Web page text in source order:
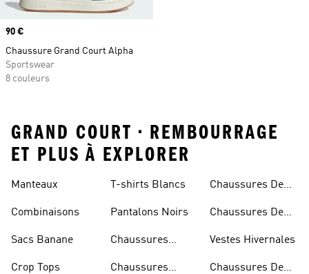
Prix
90 €
Chaussure Grand Court Alpha
Sportswear
8 couleurs
GRAND COURT • REMBOURRAGE
ET PLUS À EXPLORER
Manteaux
Combinaisons
Sacs Banane
Crop Tops
T-shirts Blancs
Pantalons Noirs
Chaussures
Chaussures
Chaussures De
Chaussures De
Vestes Hivernales
Chaussures De